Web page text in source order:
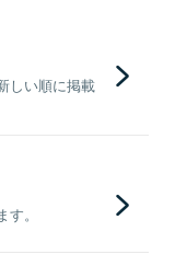
しい順に掲載
。